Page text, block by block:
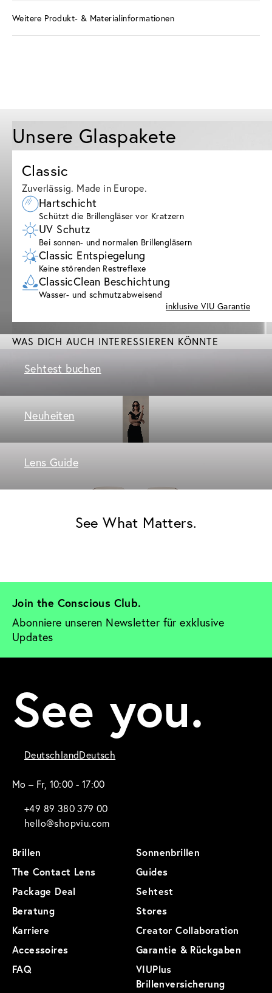
Weitere Produkt- & Materialinformationen
Unsere Glaspakete
Classic
Zuverlässig. Made in Europe.
Hartschicht
Schützt die Brillengläser vor Kratzern
UV Schutz
Bei sonnen- und normalen Brillengläsern
Classic Entspiegelung
Keine störenden Restreflexe
ClassicClean Beschichtung
Wasser- und schmutzabweisend
inklusive VIU Garantie
WAS DICH AUCH INTERESSIEREN KÖNNTE
Sehtest buchen
Neuheiten
Lens Guide
See What Matters.
Join the Conscious Club.
Abonniere unseren Newsletter für exklusive
Updates
See you.
DeutschlandDeutsch
Mo – Fr, 10:00 - 17:00
+49 89 380 379 00
hello@shopviu.com
Brillen
Sonnenbrillen
The Contact Lens
Guides
Package Deal
Sehtest
Beratung
Stores
Karriere
Creator Collaboration
Accessoires
Garantie & Rückgaben
FAQ
VIUPlus
Brillenversicherung